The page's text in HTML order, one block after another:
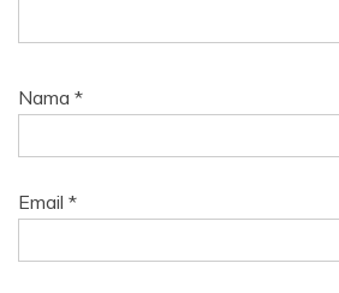
Nama *
Email *